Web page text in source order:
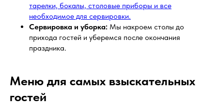
тарелки, бокалы, столовые приборы и все
необходимое для сервировки.
Сервировка и уборка: Мы накроем столы до
прихода гостей и уберемся после окончания
праздника.
Меню для самых взыскательных
гостей